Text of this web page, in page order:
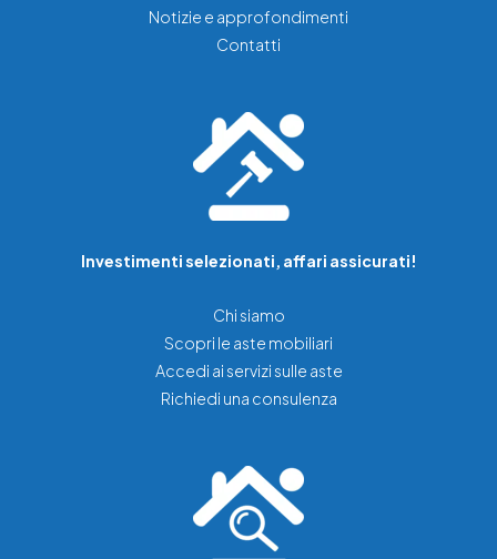
Notizie e approfondimenti
Contatti
Investimenti selezionati, affari assicurati!
Chi siamo
Scopri le aste mobiliari
Accedi ai servizi sulle aste
Richiedi una consulenza